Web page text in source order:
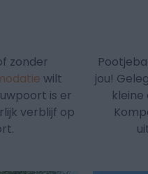
zonder
wilt
is er
verblijf op
jou!